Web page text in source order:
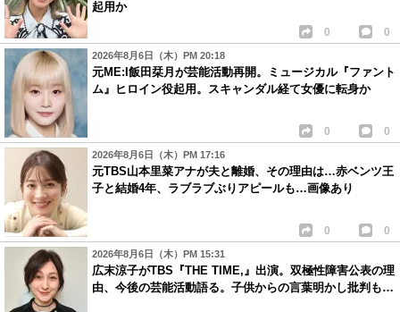
起用か
0 0
2026年8月6日（木）PM 20:18
元ME:I飯田栞月が芸能活動再開。ミュージカル『ファント
ム』ヒロイン役起用。スキャンダル経て女優に転身か
0 0
2026年8月6日（木）PM 17:16
元TBS山本里菜アナが夫と離婚、その理由は…赤ベンツ王
子と結婚4年、ラブラブぶりアピールも…画像あり
0 0
2026年8月6日（木）PM 15:31
広末涼子がTBS『THE TIME,』出演。双極性障害公表の理
由、今後の芸能活動語る。子供からの言葉明かし批判も…